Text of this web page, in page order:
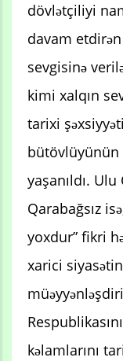
dövlətçiliyi
davam
sevgisinə
kimi xalqın
tarixi
bütövlüyünün
yaşanıldı. Ulu
Qarabağsız
yoxdur” fikri
xarici
kəlamlarını